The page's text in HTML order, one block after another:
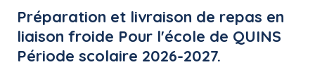
Préparation et livraison de repas en
liaison froide Pour l'école de QUINS
Période scolaire 2026-2027.